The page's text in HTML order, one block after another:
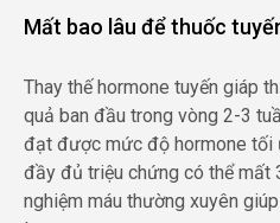
Mất bao lâu để thuốc
Thay thế hormone tuyến giáp
quả ban đầu trong vòng 2-3
đạt được mức độ hormone tối
đầy đủ triệu chứng có thể mất
nghiệm máu thường xuyên